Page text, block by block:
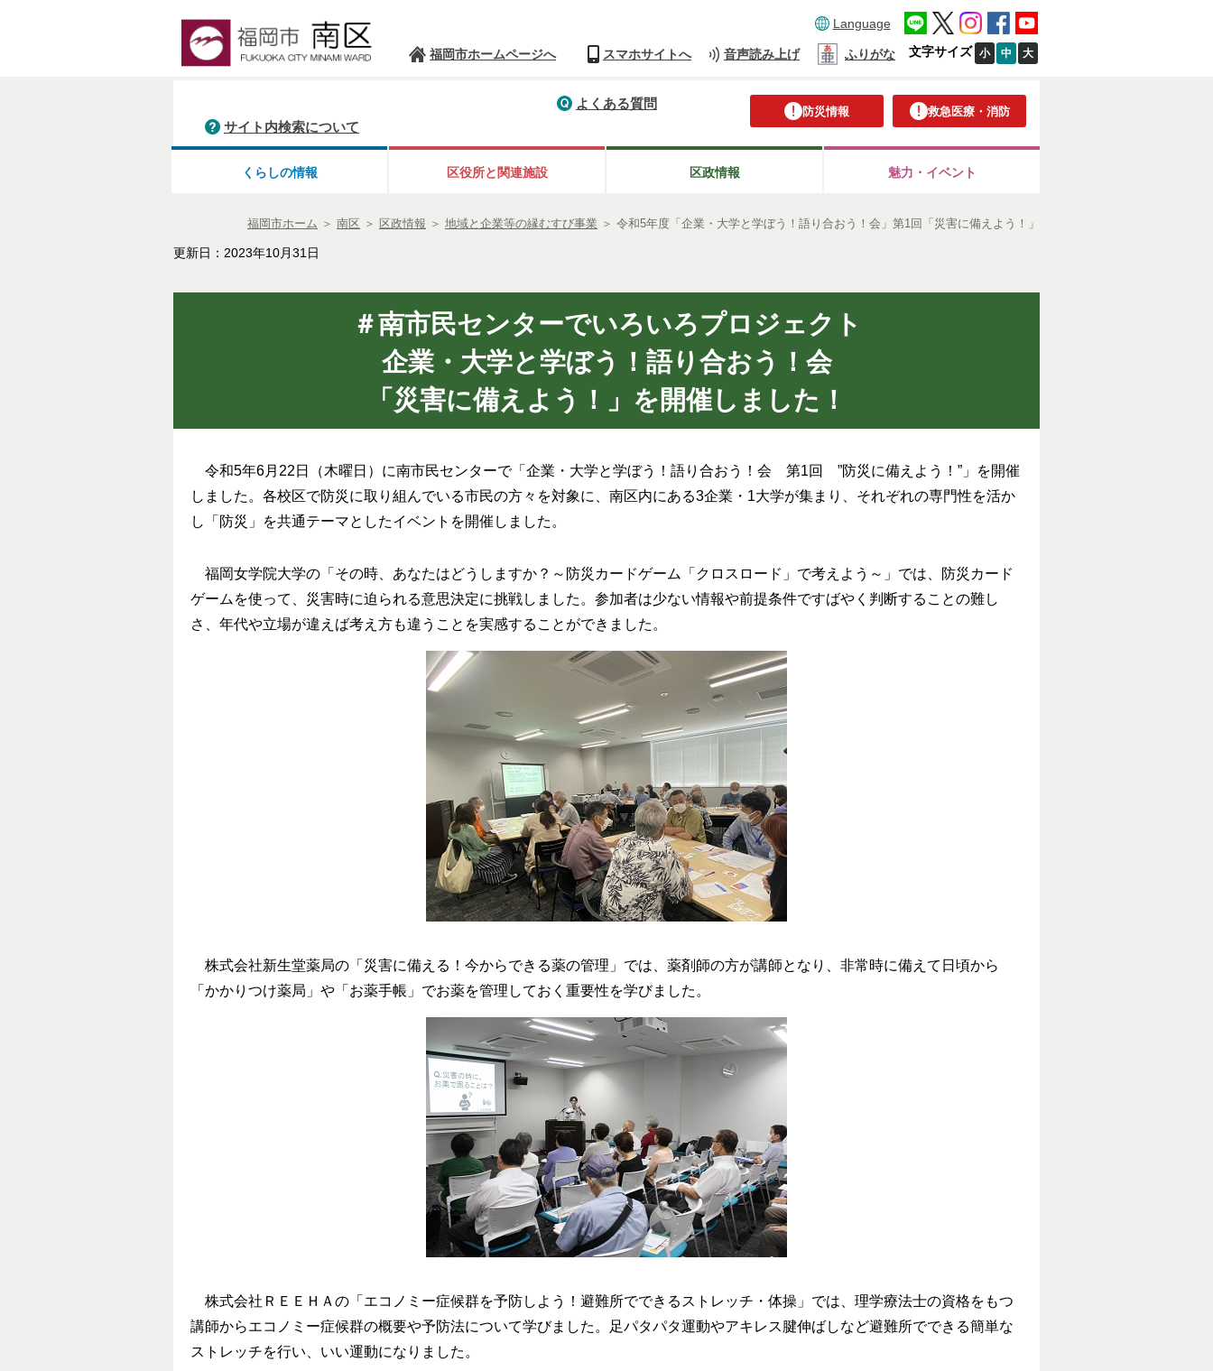
Language
福岡市ホームページへ スマホサイトへ 音声読み上げ ふりがな 文字サイズ 小 中 大
防災情報 救急医療・消防
よくある質問
サイト内検索について
くらしの情報 区役所と関連施設 区政情報 魅力・イベント
福岡市ホーム ＞ 南区 ＞ 区政情報 ＞ 地域と企業等の縁むすび事業 ＞ 令和5年度「企業・大学と学ぼう！語り合おう！会」第1回「災害に備えよう！」
更新日：2023年10月31日
＃南市民センターでいろいろプロジェクト
企業・大学と学ぼう！語り合おう！会
「災害に備えよう！」を開催しました！
令和5年6月22日（木曜日）に南市民センターで「企業・大学と学ぼう！語り合おう！会 第1回 ”防災に備えよう！”」を開催
しました。各校区で防災に取り組んでいる市民の方々を対象に、南区内にある3企業・1大学が集まり、それぞれの専門性を活か
し「防災」を共通テーマとしたイベントを開催しました。
福岡女学院大学の「その時、あなたはどうしますか？～防災カードゲーム「クロスロード」で考えよう～」では、防災カード
ゲームを使って、災害時に迫られる意思決定に挑戦しました。参加者は少ない情報や前提条件ですばやく判断することの難し
さ、年代や立場が違えば考え方も違うことを実感することができました。
株式会社新生堂薬局の「災害に備える！今からできる薬の管理」では、薬剤師の方が講師となり、非常時に備えて日頃から
「かかりつけ薬局」や「お薬手帳」でお薬を管理しておく重要性を学びました。
株式会社ＲＥＥＨＡの「エコノミー症候群を予防しよう！避難所でできるストレッチ・体操」では、理学療法士の資格をもつ
講師からエコノミー症候群の概要や予防法について学びました。足パタパタ運動やアキレス腱伸ばしなど避難所でできる簡単な
ストレッチを行い、いい運動になりました。